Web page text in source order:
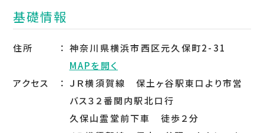
基礎情報
住所
神奈川県横浜市西区元久保町2-31
MAPを開く
アクセス
ＪＲ横須賀線 保土ヶ谷駅東口より市営
バス３２番関内駅北口行
久保山霊堂前下車 徒歩２分